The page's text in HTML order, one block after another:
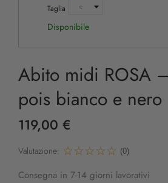
Taglia
Disponibile
Abito midi ROSA
pois bianco e nero
119,00 €
Valutazione: (0)
Consegna in 7-14 giorni lavorativi